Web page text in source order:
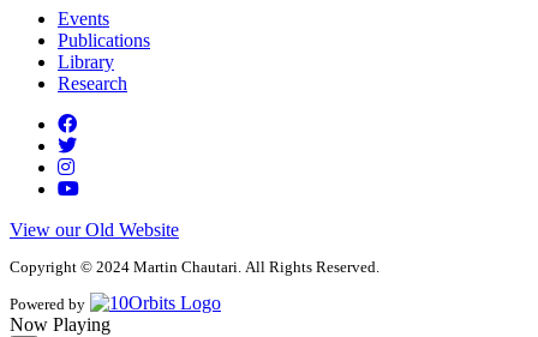
Events
Publications
Library
Research
View our Old Website
Copyright © 2024 Martin Chautari. All Rights Reserved.
Powered by
Now Playing